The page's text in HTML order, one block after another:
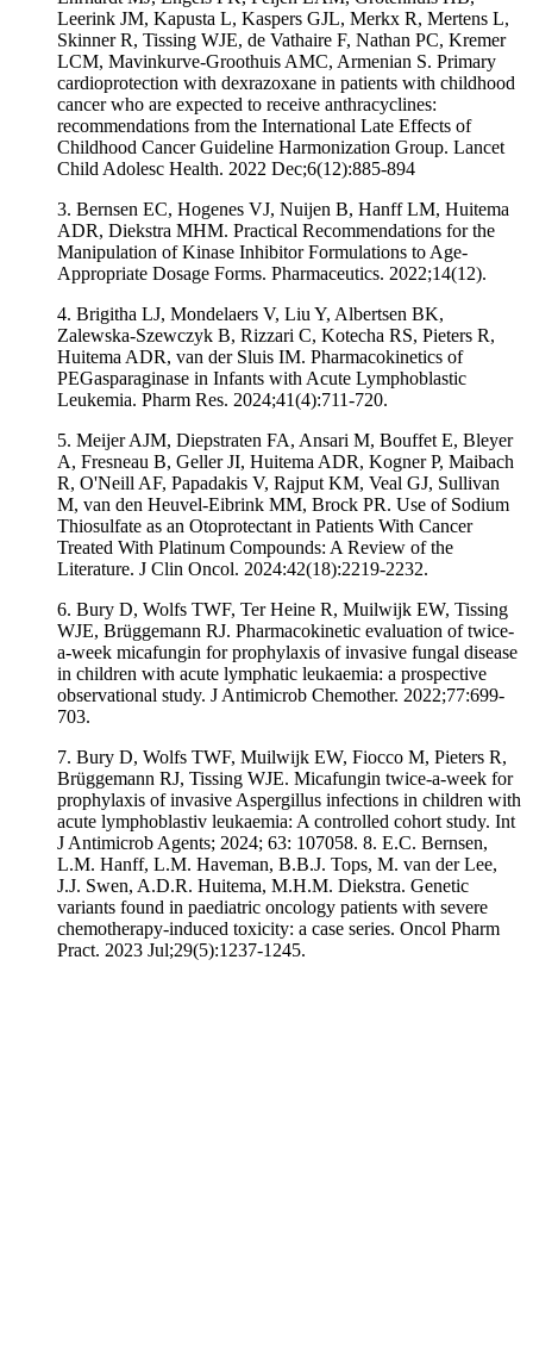
Leerink JM, Kapusta L, Kaspers GJL, Merkx R, Mertens L,
Skinner R, Tissing WJE, de Vathaire F, Nathan PC, Kremer
LCM, Mavinkurve-Groothuis AMC, Armenian S. Primary
cardioprotection with dexrazoxane in patients with childhood
cancer who are expected to receive anthracyclines:
recommendations from the International Late Effects of
Childhood Cancer Guideline Harmonization Group. Lancet
Child Adolesc Health. 2022 Dec;6(12):885-894
3. Bernsen EC, Hogenes VJ, Nuijen B, Hanff LM, Huitema
ADR, Diekstra MHM. Practical Recommendations for the
Manipulation of Kinase Inhibitor Formulations to Age-
Appropriate Dosage Forms. Pharmaceutics. 2022;14(12).
4. Brigitha LJ, Mondelaers V, Liu Y, Albertsen BK,
Zalewska-Szewczyk B, Rizzari C, Kotecha RS, Pieters R,
Huitema ADR, van der Sluis IM. Pharmacokinetics of
PEGasparaginase in Infants with Acute Lymphoblastic
Leukemia. Pharm Res. 2024;41(4):711-720.
5. Meijer AJM, Diepstraten FA, Ansari M, Bouffet E, Bleyer
A, Fresneau B, Geller JI, Huitema ADR, Kogner P, Maibach
R, O'Neill AF, Papadakis V, Rajput KM, Veal GJ, Sullivan
M, van den Heuvel-Eibrink MM, Brock PR. Use of Sodium
Thiosulfate as an Otoprotectant in Patients With Cancer
Treated With Platinum Compounds: A Review of the
Literature. J Clin Oncol. 2024:42(18):2219-2232.
6. Bury D, Wolfs TWF, Ter Heine R, Muilwijk EW, Tissing
WJE, Brüggemann RJ. Pharmacokinetic evaluation of twice-
a-week micafungin for prophylaxis of invasive fungal disease
in children with acute lymphatic leukaemia: a prospective
observational study. J Antimicrob Chemother. 2022;77:699-
703.
7. Bury D, Wolfs TWF, Muilwijk EW, Fiocco M, Pieters R,
Brüggemann RJ, Tissing WJE. Micafungin twice-a-week for
prophylaxis of invasive Aspergillus infections in children with
acute lymphoblastiv leukaemia: A controlled cohort study. Int
J Antimicrob Agents; 2024; 63: 107058. 8. E.C. Bernsen,
L.M. Hanff, L.M. Haveman, B.B.J. Tops, M. van der Lee,
J.J. Swen, A.D.R. Huitema, M.H.M. Diekstra. Genetic
variants found in paediatric oncology patients with severe
chemotherapy-induced toxicity: a case series. Oncol Pharm
Pract. 2023 Jul;29(5):1237-1245.